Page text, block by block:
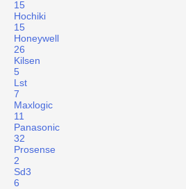
15
Hochiki
15
Honeywell
26
Kilsen
5
Lst
7
Maxlogic
11
Panasonic
32
Prosense
2
Sd3
6